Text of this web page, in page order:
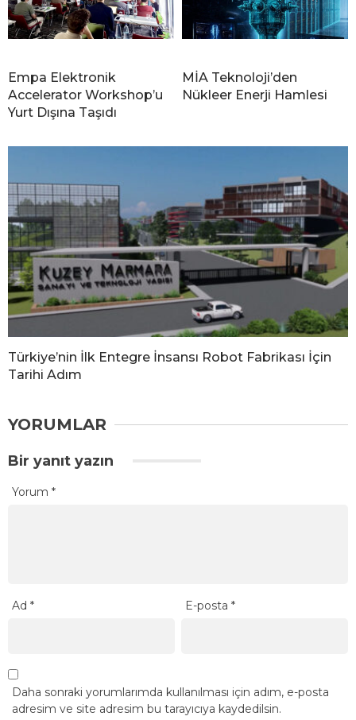
Empa Elektronik
Accelerator Workshop’u
Yurt Dışına Taşıdı
MİA Teknoloji’den
Nükleer Enerji Hamlesi
Türkiye’nin İlk Entegre İnsansı Robot Fabrikası İçin
Tarihi Adım
YORUMLAR
Bir yanıt yazın
Yorum *
Ad * E-posta*
Daha sonraki yorumlarımda kullanılması için adım, e-posta
adresim ve site adresim bu tarayıcıya kaydedilsin.